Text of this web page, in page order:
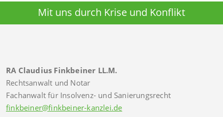
Mit uns durch Krise und Konflikt
RA Claudius Finkbeiner LL.M.
Rechtsanwalt und Notar
Fachanwalt für Insolvenz- und Sanierungsrecht
finkbeiner@finkbeiner-kanzlei.de